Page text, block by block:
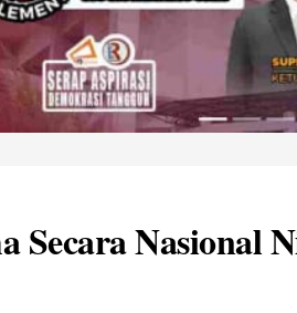
Secara Nasional